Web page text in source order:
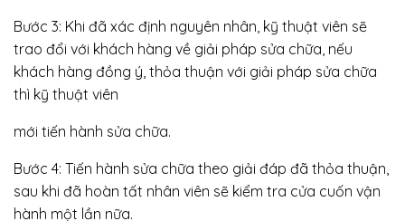
Bước 3: Khi đã xác định nguyên nhân, kỹ thuật viên sẽ
trao đổi với khách hàng về giải pháp sửa chữa, nếu
khách hàng đồng ý, thỏa thuận với giải pháp sửa chữa
thì kỹ thuật viên
mới tiến hành sửa chữa.
Bước 4: Tiến hành sửa chữa theo giải đáp đã thỏa thuận,
sau khi đã hoàn tất nhân viên sẽ kiểm tra cửa cuốn vận
hành một lần nữa.